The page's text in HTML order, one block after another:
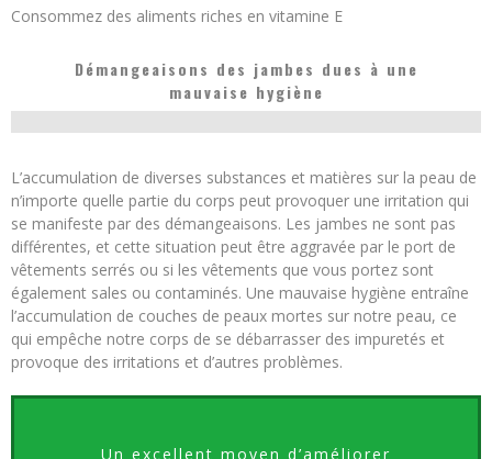
Consommez des aliments riches en vitamine E
Démangeaisons des jambes dues à une
mauvaise hygiène
L’accumulation de diverses substances et matières sur la peau de
n’importe quelle partie du corps peut provoquer une irritation qui
se manifeste par des démangeaisons. Les jambes ne sont pas
différentes, et cette situation peut être aggravée par le port de
vêtements serrés ou si les vêtements que vous portez sont
également sales ou contaminés. Une mauvaise hygiène entraîne
l’accumulation de couches de peaux mortes sur notre peau, ce
qui empêche notre corps de se débarrasser des impuretés et
provoque des irritations et d’autres problèmes.
Un excellent moyen d’améliorer